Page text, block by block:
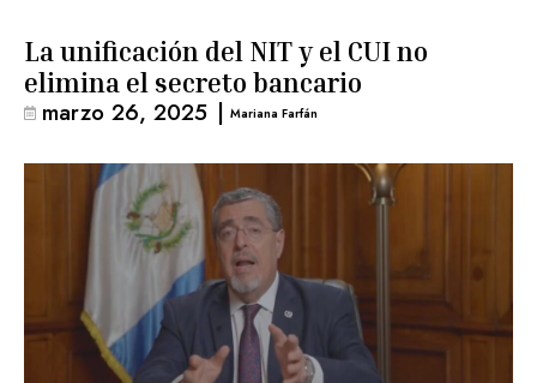
La unificación del NIT y el CUI no
elimina el secreto bancario
marzo 26, 2025 | Mariana Farfán